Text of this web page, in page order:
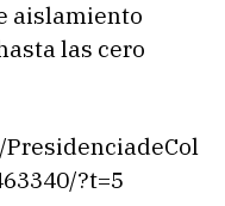
aislamiento
las cero
?t=5